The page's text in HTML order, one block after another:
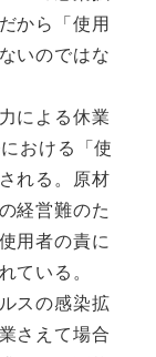
から「使用
いのではな
による休業
おける「使
れる。原材
経営難のた
用者の責に
ている。
スの感染拡
さえて場合